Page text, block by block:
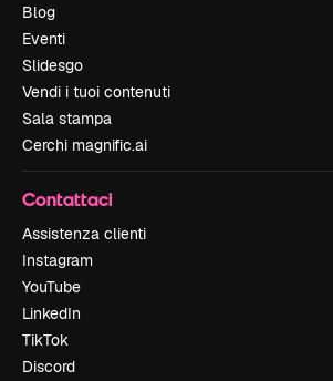
Blog
Eventi
Slidesgo
Vendi i tuoi contenuti
Sala stampa
Cerchi magnific.ai
Contattaci
Assistenza clienti
Instagram
YouTube
LinkedIn
TikTok
Discord